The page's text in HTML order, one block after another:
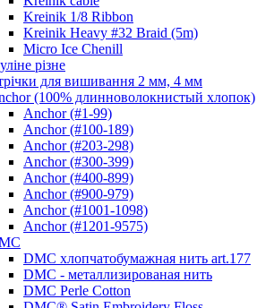
Kreinik 1/8 Ribbon
Kreinik Heavy #32 Braid (5m)
Micro Ice Chenill
різне
для вишивання 2 мм, 4 мм
(100% длинноволокнистый хлопок)
Anchor (#1-99)
Anchor (#100-189)
Anchor (#203-298)
Anchor (#300-399)
Anchor (#400-899)
Anchor (#900-979)
Anchor (#1001-1098)
Anchor (#1201-9575)
DMC хлопчатобумажная нить art.177
DMC - металлизированая нить
DMC Perle Cotton